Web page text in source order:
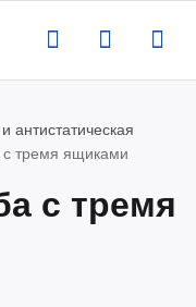
с тремя ящиками
с тремя